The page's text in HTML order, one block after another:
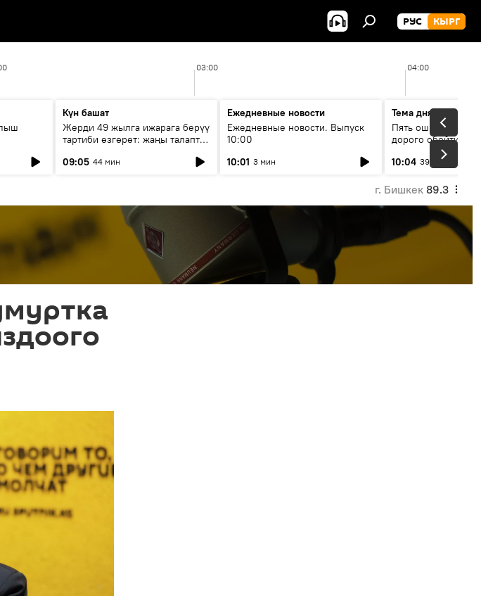
РУС КЫРГ
03:00 04:00
Күн башат
Жерди 49 жылга ижарага берүү
тартиби өзгөрөт: жаңы талаптар
09:05 44 мин
Ежедневные новости
Ежедневные новости. Выпуск
10:00
10:01 3 мин
Тема дня
Пять ошибок
дорого обойтись
10:04 39 мин
г. Бишкек 89.3